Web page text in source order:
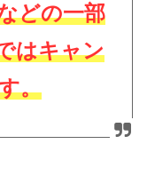
どの一部
はキャン
。